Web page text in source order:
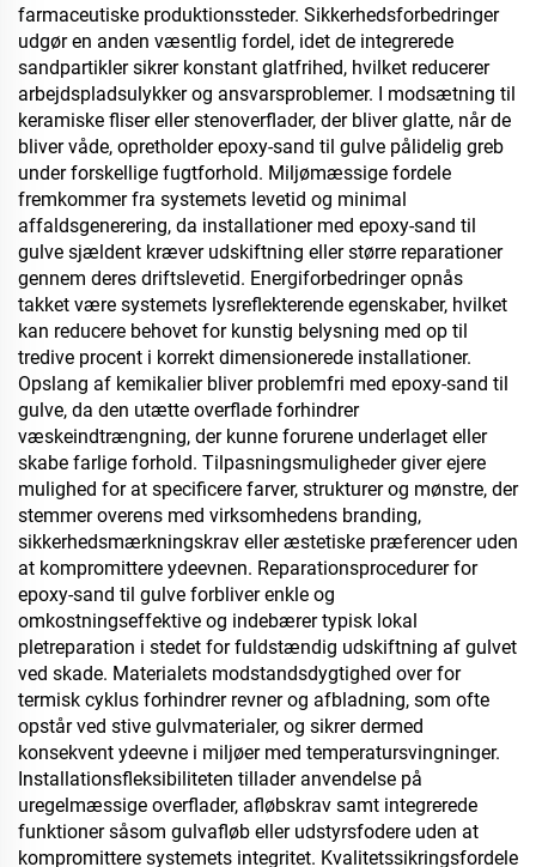
farmaceutiske produktionssteder. Sikkerhedsforbedringer
udgør en anden væsentlig fordel, idet de integrerede
sandpartikler sikrer konstant glatfrihed, hvilket reducerer
arbejdspladsulykker og ansvarsproblemer. I modsætning til
keramiske fliser eller stenoverflader, der bliver glatte, når de
bliver våde, opretholder epoxy-sand til gulve pålidelig greb
under forskellige fugtforhold. Miljømæssige fordele
fremkommer fra systemets levetid og minimal
affaldsgenerering, da installationer med epoxy-sand til
gulve sjældent kræver udskiftning eller større reparationer
gennem deres driftslevetid. Energiforbedringer opnås
takket være systemets lysreflekterende egenskaber, hvilket
kan reducere behovet for kunstig belysning med op til
tredive procent i korrekt dimensionerede installationer.
Opslang af kemikalier bliver problemfri med epoxy-sand til
gulve, da den utætte overflade forhindrer
væskeindtrængning, der kunne forurene underlaget eller
skabe farlige forhold. Tilpasningsmuligheder giver ejere
mulighed for at specificere farver, strukturer og mønstre, der
stemmer overens med virksomhedens branding,
sikkerhedsmærkningskrav eller æstetiske præferencer uden
at kompromittere ydeevnen. Reparationsprocedurer for
epoxy-sand til gulve forbliver enkle og
omkostningseffektive og indebærer typisk lokal
pletreparation i stedet for fuldstændig udskiftning af gulvet
ved skade. Materialets modstandsdygtighed over for
termisk cyklus forhindrer revner og afbladning, som ofte
opstår ved stive gulvmaterialer, og sikrer dermed
konsekvent ydeevne i miljøer med temperatursvingninger.
Installationsfleksibiliteten tillader anvendelse på
uregelmæssige overflader, afløbskrav samt integrerede
funktioner såsom gulvafløb eller udstyrsfodere uden at
kompromittere systemets integritet. Kvalitetssikringsfordele